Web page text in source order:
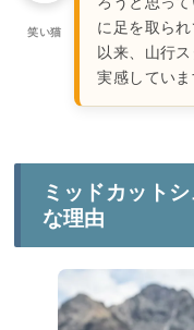
笑い猫
に足を取ら
以来、山行
実感していま
ミッドカット
な理由